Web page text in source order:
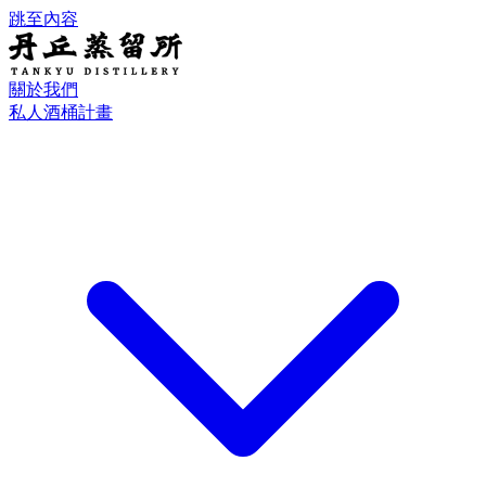
跳至內容
關於我們
私人酒桶計畫